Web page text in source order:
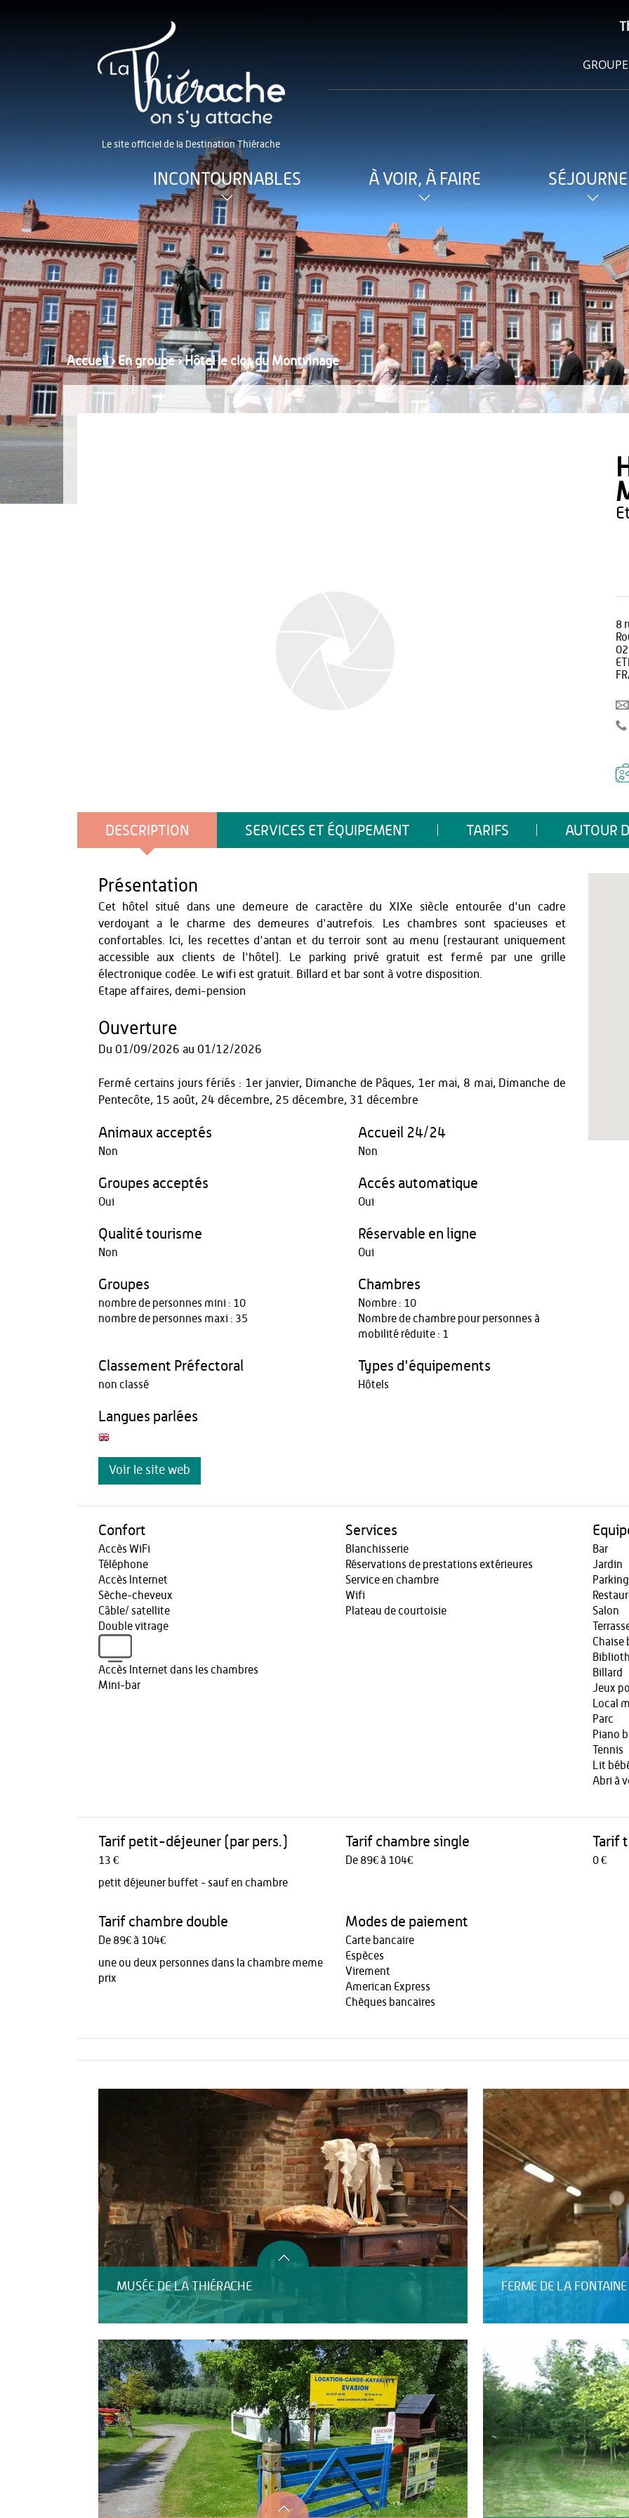
Le site officiel de la Destination Thiérache
INCONTOURNABLES À VOIR, À FAIRE
Accueil›En groupe›Hôtel le clos du Montvinage
8
DESCRIPTION SERVICES ET ÉQUIPEMENT TARIFS AUTOUR
Présentation
Cet hôtel situé dans une demeure de caractère du XIXe siècle entourée d'un cadre
verdoyant a le charme des demeures d'autrefois. Les chambres sont spacieuses et
confortables. Ici, les recettes d'antan et du terroir sont au menu (restaurant uniquement
accessible aux clients de l'hôtel). Le parking privé gratuit est fermé par une grille
électronique codée. Le wifi est gratuit. Billard et bar sont à votre disposition.
Etape affaires, demi-pension
Ouverture
Du 01/09/2026 au 01/12/2026
Fermé certains jours fériés : 1er janvier, Dimanche de Pâques, 1er mai, 8 mai, Dimanche de
Pentecôte, 15 août, 24 décembre, 25 décembre, 31 décembre
Animaux acceptés
Non
Accueil 24/24
Non
Groupes acceptés
Oui
Accés automatique
Oui
Qualité tourisme
Non
Réservable en ligne
Oui
Groupes
nombre de personnes mini : 10
nombre de personnes maxi : 35
Chambres
Nombre : 10
Nombre de chambre pour personnes à
mobilité réduite : 1
Classement Préfectoral
non classé
Types d'équipements
Hôtels
Langues parlées
Voir le site web
Confort
Accès WiFi
Téléphone
Accès Internet
Sèche-cheveux
Câble/ satellite
Double vitrage
Accès Internet dans les chambres
Mini-bar
Services
Blanchisserie
Réservations de prestations extérieures
Service en chambre
Wifi
Plateau de courtoisie
Bar
Jardin
Salon
Chaise
Billard
Jeux
Local
Parc
Piano
Tennis
Lit
Abri à
Tarif petit-déjeuner (par pers.)
13 €
petit déjeuner buffet - sauf en chambre
Tarif chambre single
De 89€ à 104€
Tarif
0 €
Tarif chambre double
De 89€ à 104€
une ou deux personnes dans la chambre meme
prix
Modes de paiement
Carte bancaire
Espèces
Virement
American Express
Chèques bancaires
MUSÉE DE LA THIÉRACHE FERME DE LA